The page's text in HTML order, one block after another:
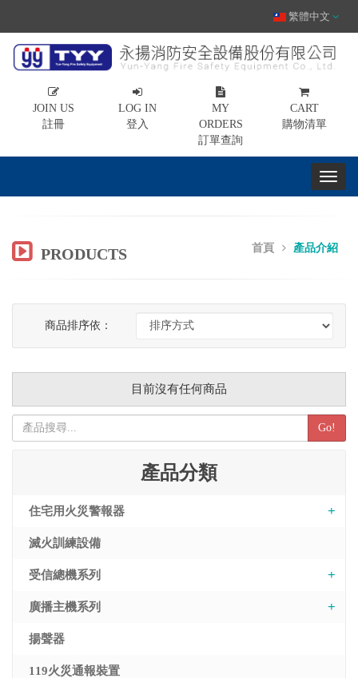
繁體中文
JOIN US
註冊
LOG IN
登入
MY
ORDERS
訂單查詢
CART
購物清單
首頁 產品介紹
PRODUCTS
Go!
產品分類
住宅用火災警報器
滅火訓練設備
受信總機系列
廣播主機系列
揚聲器
119火災通報裝置
商品排序依：
目前沒有任何商品